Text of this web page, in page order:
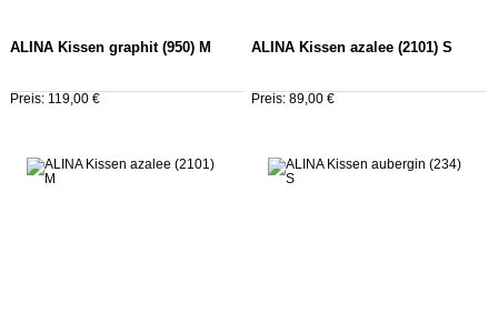
ALINA Kissen graphit (950) M
Preis: 119,00 €
ALINA Kissen azalee (2101) S
Preis: 89,00 €